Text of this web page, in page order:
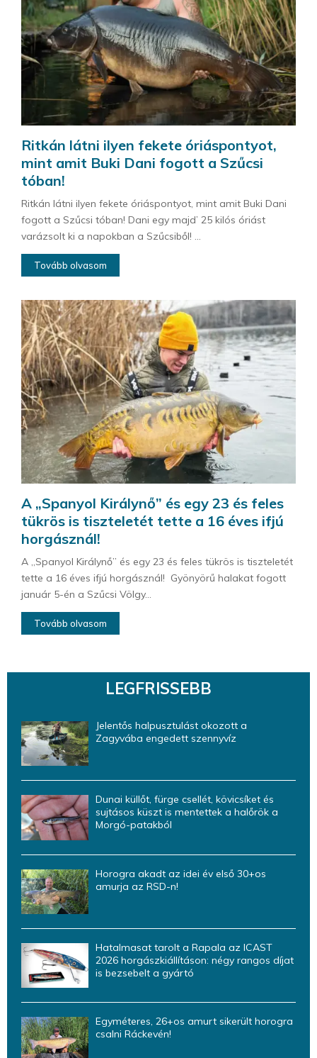
Ritkán látni ilyen fekete óriáspontyot,
mint amit Buki Dani fogott a Szűcsi
tóban!
Ritkán látni ilyen fekete óriáspontyot, mint amit Buki Dani
fogott a Szűcsi tóban! Dani egy majd’ 25 kilós óriást
varázsolt ki a napokban a Szűcsiből! ...
Tovább olvasom
A „Spanyol Királynő” és egy 23 és feles
tükrös is tiszteletét tette a 16 éves ifjú
horgásznál!
A „Spanyol Királynő” és egy 23 és feles tükrös is tiszteletét
tette a 16 éves ifjú horgásznál! Gyönyörű halakat fogott
január 5-én a Szűcsi Völgy...
Tovább olvasom
LEGFRISSEBB
Jelentős halpusztulást okozott a
Zagyvába engedett szennyvíz
Dunai küllőt, fürge csellét, kövicsíket és
sujtásos küszt is mentettek a halőrök a
Morgó-patakból
Horogra akadt az idei év első 30+os
amurja az RSD-n!
Hatalmasat tarolt a Rapala az ICAST
2026 horgászkiállításon: négy rangos díjat
is bezsebelt a gyártó
Egyméteres, 26+os amurt sikerült horogra
csalni Ráckevén!